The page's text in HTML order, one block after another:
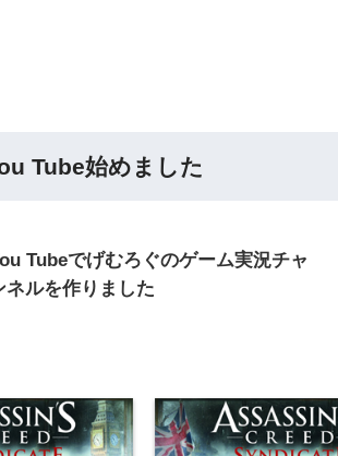
Tube始めました
Tubeでげむろぐのゲーム実況チャ
ネルを作りました